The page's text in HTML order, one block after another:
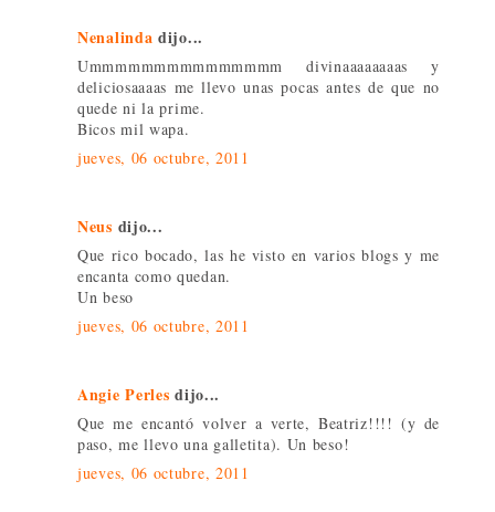
Nenalinda dijo...
Ummmmmmmmmmmmmmm divinaaaaaaaas y
deliciosaaaas me llevo unas pocas antes de que no
quede ni la prime.
Bicos mil wapa.
jueves, 06 octubre, 2011
Neus dijo...
Que rico bocado, las he visto en varios blogs y me
encanta como quedan.
Un beso
jueves, 06 octubre, 2011
Angie Perles dijo...
Que me encantó volver a verte, Beatriz!!!! (y de
paso, me llevo una galletita). Un beso!
jueves, 06 octubre, 2011